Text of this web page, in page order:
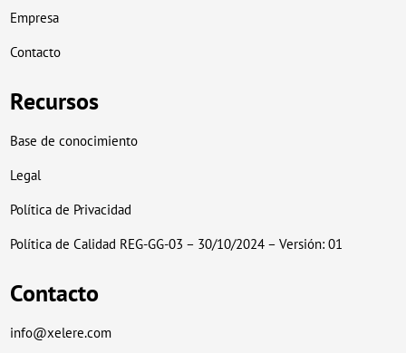
Empresa
Contacto
Recursos
Base de conocimiento
Legal
Política de Privacidad
Política de Calidad REG-GG-03 – 30/10/2024 – Versión: 01
Contacto
info@xelere.com